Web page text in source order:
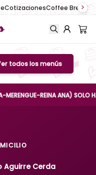
CotizacionesCoffee Break
todos los menús
REINA ANA) SOLO HASTA
Aguirre Cerda